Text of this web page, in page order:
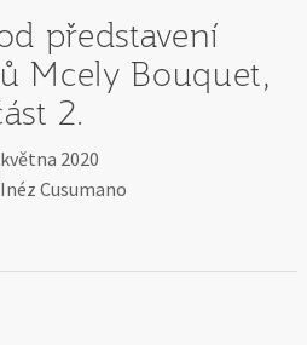
představení
Mcely Bouquet,
2.
2020
Cusumano